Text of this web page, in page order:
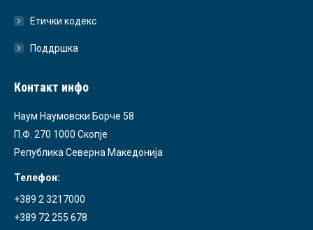
Етички кодекс
Поддршка
Контакт инфо
Наум Наумовски Борче 58
П.Ф. 270 1000 Скопје
Република Северна Македонија
Телефон:
+389 2 3217000
+389 72 255 678